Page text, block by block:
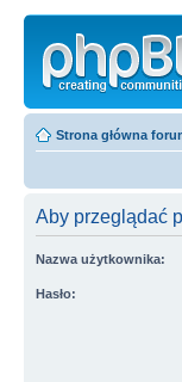
Strona główna
Aby przeglądać
Nazwa użytkownika:
Hasło: